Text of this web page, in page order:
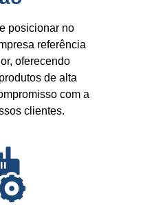
posicionar no
referência
oferecendo
de alta
com a
clientes.